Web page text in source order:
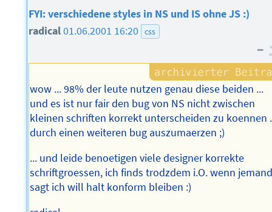
FYI: verschiedene styles in NS und IS ohne JS :)
radical01.06.2001 16:20 css
–
wow ... 98% der leute nutzen genau diese beiden ...
und es ist nur fair den bug von NS nicht zwischen
kleinen schriften korrekt unterscheiden zu koennen
durch einen weiteren bug auszumaerzen ;)
... und leide benoetigen viele designer korrekte
schriftgroessen, ich finds trodzdem i.O. wenn
sagt ich will halt konform bleiben :)